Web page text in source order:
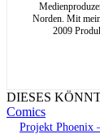
Norden. Mit
2009
DIESES
Comics
Projekt Phoenix